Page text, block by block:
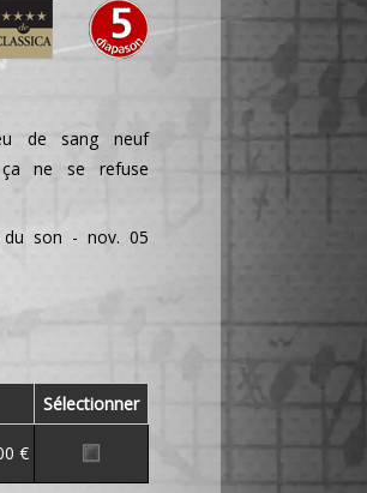
de sang neuf
ne se refuse
du son - nov. 05
Sélectionner
€